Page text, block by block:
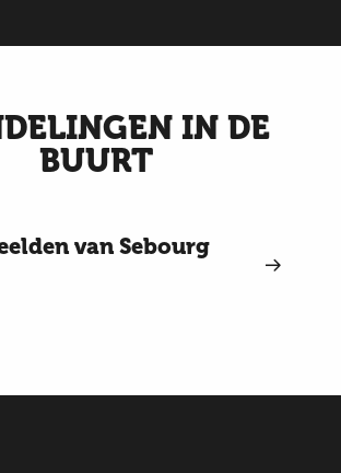
IN DE
BUURT
van Sebourg